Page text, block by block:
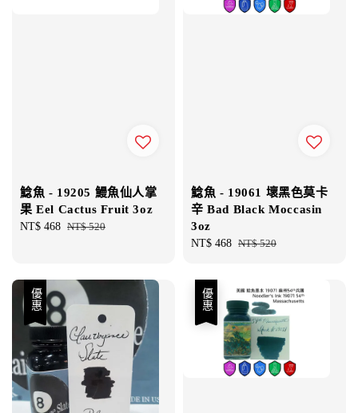
鯰魚 - 19205 鰻魚仙人掌
果 Eel Cactus Fruit 3oz
Sale
NT$ 468 Regular
NT$ 520
鯰魚 - 19061 壞黑色莫卡
辛 Bad Black Moccasin
3oz
Sale
NT$ 468 Regular
NT$ 520
優惠 優惠